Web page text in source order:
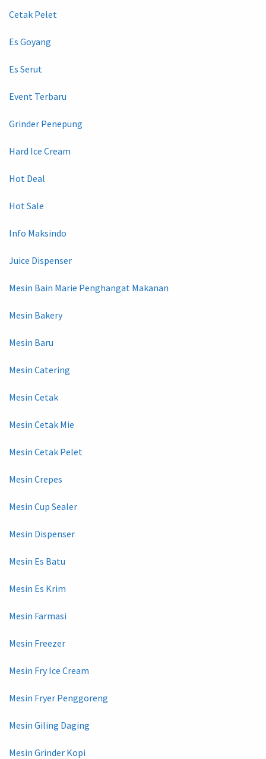
Cetak Pelet
Es Goyang
Es Serut
Event Terbaru
Grinder Penepung
Hard Ice Cream
Hot Deal
Hot Sale
Info Maksindo
Juice Dispenser
Mesin Bain Marie Penghangat Makanan
Mesin Bakery
Mesin Baru
Mesin Catering
Mesin Cetak
Mesin Cetak Mie
Mesin Cetak Pelet
Mesin Crepes
Mesin Cup Sealer
Mesin Dispenser
Mesin Es Batu
Mesin Es Krim
Mesin Farmasi
Mesin Freezer
Mesin Fry Ice Cream
Mesin Fryer Penggoreng
Mesin Giling Daging
Mesin Grinder Kopi